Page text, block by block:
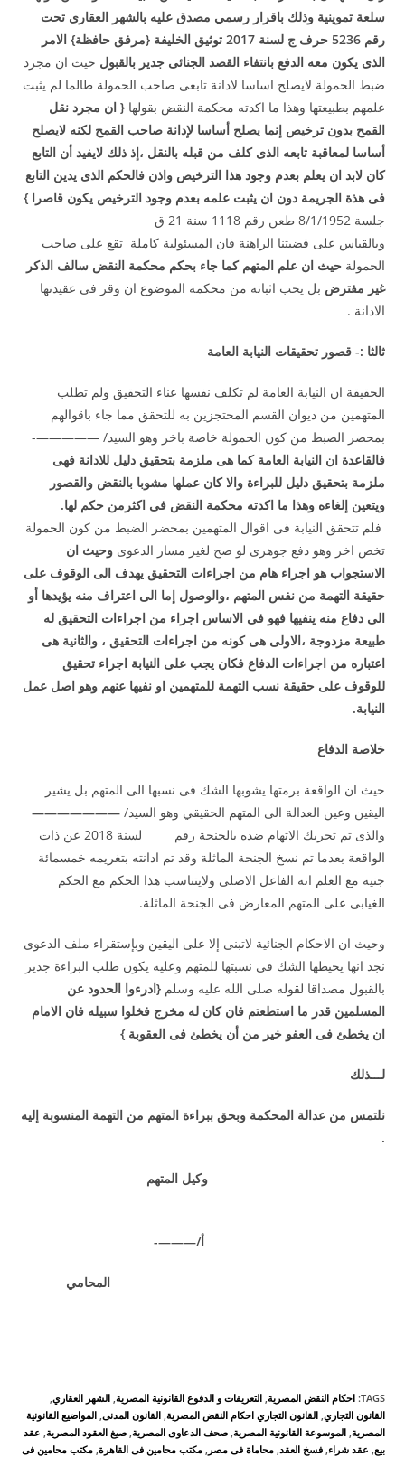
سلعة تموينية وذلك باقرار رسمي مصدق عليه بالشهر العقارى تحت
رقم 5236 حرف ج لسنة 2017 توثيق الخليفة {مرفق حافظة} الامر
الذى يكون معه الدفع بانتفاء القصد الجنائى جدير بالقبول حيث ان مجرد
ضبط الحمولة لايصلح اساسا لادانة تابعى صاحب الحمولة طالما لم يثبت
علمهم بطبيعتها وهذا ما اكدته محكمة النقض بقولها{ ان مجرد نقل
القمح بدون ترخيص إنما يصلح أساسا لإدانة صاحب القمح لكنه لايصلح
أساسا لمعاقبة تابعه الذى كلف من قبله بالنقل ،إذ ذلك لايفيد أن التابع
كان لابد ان يعلم بعدم وجود هذا الترخيص واذن فالحكم الذى يدين التابع
فى هذة الجريمة دون ان يثبت علمه بعدم وجود الترخيص يكون قاصرا }
جلسة 8/1/1952 طعن رقم 1118 سنة 21 ق
وبالقياس على قضيتنا الراهنة فان المسئولية كاملة تقع على صاحب
الحمولةحيث ان علم المتهم كما جاء بحكم محكمة النقض سالف الذكر
غير مفترض بل يحب اثباته من محكمة الموضوع ان وقر فى عقيدتها
الادانة .
ثالثا :- قصور تحقيقات النيابة العامة
الحقيقة ان النيابة العامة لم تكلف نفسها عناء التحقيق ولم تطلب
المتهمين من ديوان القسم المحتجزين به للتحقق مما جاء باقوالهم
بمحضر الضبط من كون الحمولة خاصة باخر وهو السيد/ —————-
فالقاعدة ان النيابة العامة كما هى ملزمة بتحقيق دليل للادانة فهى
ملزمة بتحقيق دليل للبراءة والا كان عملها مشوبا بالنقض والقصور
ويتعين إلغاءه وهذا ما اكدته محكمة النقض فى اكثرمن حكم لها.
فلم تتحقق النيابة فى اقوال المتهمين بمحضر الضبط من كون الحمولة
تخص اخر وهو دفع جوهرى لو صح لغير مسار الدعوىوحيث ان
الاستجواب هو اجراء هام من اجراءات التحقيق يهدف الى الوقوف على
حقيقة التهمة من نفس المتهم ،والوصول إما الى اعتراف منه يؤيدها أو
الى دفاع منه ينفيها فهو فى الاساس اجراء من اجراءات التحقيق له
طبيعة مزدوجة ،الاولى هى كونه من اجراءات التحقيق ، والثانية هى
اعتباره من اجراءات الدفاع فكان يجب على النيابة اجراء تحقيق
للوقوف على حقيقة نسب التهمة للمتهمين او نفيها عنهم وهو اصل عمل
النيابة.
خلاصة الدفاع
حيث ان الواقعة برمتها يشوبها الشك فى نسبها الى المتهم بل يشير
اليقين وعين العدالة الى المتهم الحقيقي وهو السيد/———————
والذى تم تحريك الاتهام ضده بالجنحة رقم لسنة 2018 عن ذات
الواقعة بعدما تم نسخ الجنحة الماثلة وقد تم ادانته بتغريمه خمسمائة
جنيه مع العلم انه الفاعل الاصلى ولايتناسب هذا الحكم مع الحكم
الغيابى على المتهم المعارض فى الجنحة الماثلة.
وحيث ان الاحكام الجنائية لاتبنى إلا على اليقين وبإستقراء ملف الدعوى
نجد انها يحيطها الشك فى نسبتها للمتهم وعليه يكون طلب البراءة جدير
بالقبول مصداقا لقوله صلى الله عليه وسلم{ادرءوا الحدود عن
المسلمين قدر ما استطعتم فان كان له مخرج فخلوا سبيله فان الامام
ان يخطئ فى العفو خير من أن يخطئ فى العقوبة }
لـــذلك
نلتمس من عدالة المحكمة وبحق ببراءة المتهم من التهمة المنسوبة إليه
.
وكيل المتهم
أ/———-
المحامي
TAGS
:احكام النقض المصرية, التعريفات و الدفوع القانونية المصرية, الشهر العقاري,
القانون التجاري, القانون التجاري احكام النقض المصرية, القانون المدنى, المواضيع القانونية
المصرية, الموسوعة القانونية المصرية, صحف الدعاوى المصرية, صيغ العقود المصرية, عقد
بيع, عقد شراء, فسخ العقد, محاماة فى مصر , مكتب محامين فى القاهرة, مكتب محامين فى